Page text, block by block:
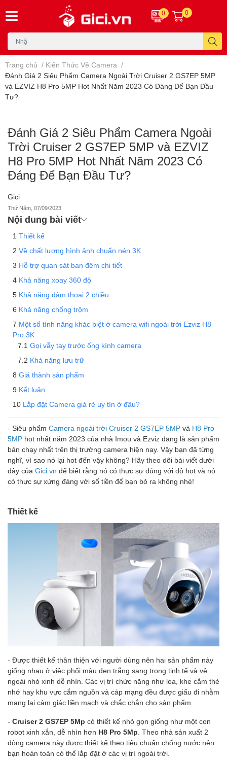
0 0
Trang chủ / Kiến Thức Về Camera /
Đánh Giá 2 Siêu Phẩm Camera Ngoài Trời Cruiser 2 GS7EP 5MP
và EZVIZ H8 Pro 5MP Hot Nhất Năm 2023 Có Đáng Để Bạn Đầu
Tư?
Đánh Giá 2 Siêu Phẩm Camera Ngoài
Trời Cruiser 2 GS7EP 5MP và EZVIZ
H8 Pro 5MP Hot Nhất Năm 2023 Có
Đáng Để Bạn Đầu Tư?
Gici
Thứ Năm, 07/09/2023
Nội dung bài viết
Thiết kế
Về chất lượng hình ảnh chuẩn nén 3K
Hỗ trợ quan sát ban đêm chi tiết
Khả năng xoay 360 độ
Khả năng đàm thoại 2 chiều
Khả năng chống trộm
Một số tính năng khác biệt ở camera wifi ngoài trời Ezviz H8
Pro 3K
Gọi vẫy tay trước ống kính camera
Khả năng lưu trữ
Giá thành sản phẩm
Kết luận
Lắp đặt Camera giá rẻ uy tín ở đâu?
- Siêu phẩm Camera ngoài trời Cruiser 2 GS7EP 5MP và H8 Pro
5MP hot nhất năm 2023 của nhà Imou và Ezviz đang là sản phẩm
bán chạy nhất trên thị trường camera hiện nay. Vậy bạn đã từng
nghĩ, vì sao nó lại hot đến vậy không? Hãy theo dõi bài viết dưới
đây của Gici.vn để biết rằng nó có thực sự đúng với độ hot và nó
có thực sự xứng đáng với số tiền để bạn bỏ ra không nhé!
Thiết kế
- Được thiết kế thân thiện với người dùng nên hai sản phẩm này
giống nhau ở việc phối màu đen trắng sang trọng tinh tế và vẻ
ngoài nhỏ xinh dễ nhìn. Các vị trí chức năng như loa, khe cắm thẻ
nhớ hay khu vực cắm nguồn và cáp mạng đều được giấu đi nhằm
mang lại cảm giác liền mạch và chắc chắn cho sản phẩm.
- Cruiser 2 GS7EP 5Mp có thiết kế nhỏ gọn giống như một con
robot xinh xắn, dễ nhìn hơn H8 Pro 5Mp. Theo nhà sản xuất 2
dòng camera này được thiết kế theo tiêu chuẩn chống nước nên
bạn hoàn toàn có thể lắp đặt ở các vị trí ngoài trời.